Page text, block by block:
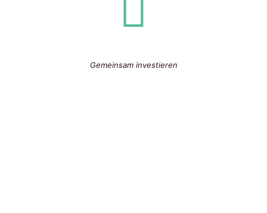
Gemeinsam investieren